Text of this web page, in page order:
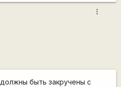
more_vert
быть закручены с